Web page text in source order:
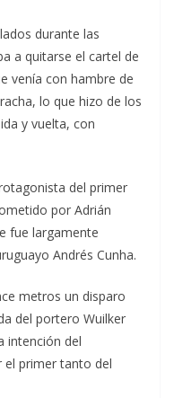
durante las
a quitarse el cartel de
venía con hambre de
lo que hizo de los
y vuelta, con
del primer
por Adrián
fue largamente
Andrés Cunha.
metros un disparo
del portero Wuilker
intención del
el primer tanto del